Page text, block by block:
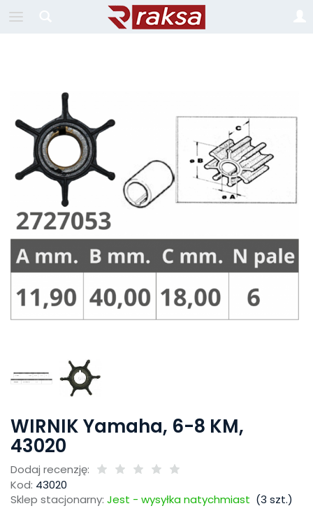
WIRNIK Yamaha, 6-8 KM,
43020
Dodaj recenzję:
Kod: 43020
Sklep stacjonarny: Jest - wysyłka natychmiast (3 szt.)